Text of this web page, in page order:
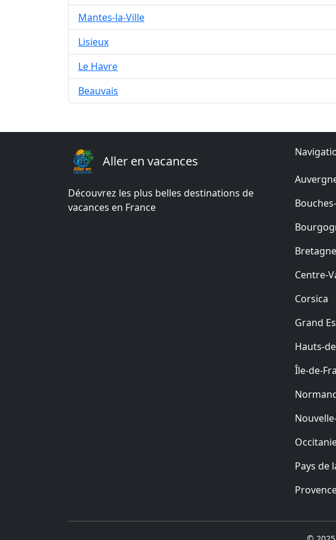
Mantes-la-Ville
Lisieux
Le Havre
Beauvais
Aller en vacances
Découvrez les plus belles destinations de
vacances en France
Bretagne
Centre-
Corsica
Grand
Hauts-
Île-de-
Pays de